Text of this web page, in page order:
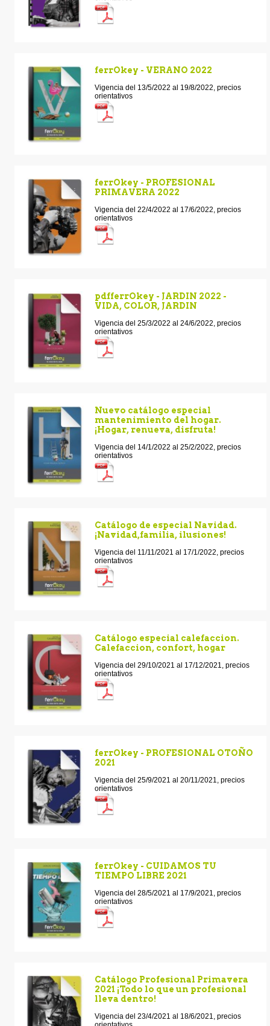
ferrOkey - VERANO 2022
Vigencia del 13/5/2022 al 19/8/2022, precios
orientativos
ferrOkey - PROFESIONAL
PRIMAVERA 2022
Vigencia del 22/4/2022 al 17/6/2022, precios
orientativos
pdfferrOkey - JARDIN 2022 -
VIDA, COLOR, JARDIN
Vigencia del 25/3/2022 al 24/6/2022, precios
orientativos
Nuevo catálogo especial
mantenimiento del hogar.
¡Hogar, renueva, disfruta!
Vigencia del 14/1/2022 al 25/2/2022, precios
orientativos
Catálogo de especial Navidad.
¡Navidad,familia, ilusiones!
Vigencia del 11/11/2021 al 17/1/2022, precios
orientativos
Catálogo especial calefaccion.
Calefaccion, confort, hogar
Vigencia del 29/10/2021 al 17/12/2021, precios
orientativos
ferrOkey - PROFESIONAL OTOÑO
2021
Vigencia del 25/9/2021 al 20/11/2021, precios
orientativos
ferrOkey - CUIDAMOS TU
TIEMPO LIBRE 2021
Vigencia del 28/5/2021 al 17/9/2021, precios
orientativos
Catálogo Profesional Primavera
2021 ¡Todo lo que un profesional
lleva dentro!
Vigencia del 23/4/2021 al 18/6/2021, precios